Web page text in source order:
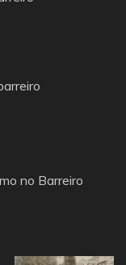
no Barreiro